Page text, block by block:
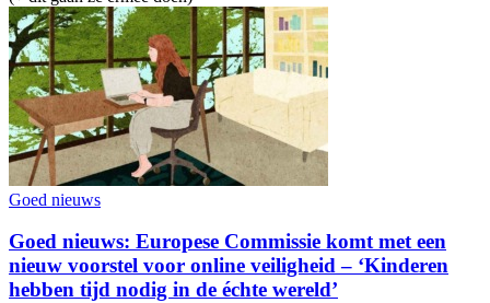
Goed nieuws
Goed nieuws: Europese Commissie komt met een
nieuw voorstel voor online veiligheid – ‘Kinderen
hebben tijd nodig in de échte wereld’